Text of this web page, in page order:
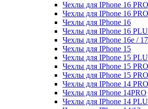
Чехлы для IPhone 16 PRO
Чехлы для IPhone 16
Чехлы для IPhone 16
Чехлы для IPhone 16
Чехлы для IPhone 16e /
Чехлы для IPhone 15
Чехлы для IPhone 15
Чехлы для IPhone 15 PRO
Чехлы для IPhone 15
Чехлы для IPhone 14
Чехлы для IPhone 14PRO
Чехлы для IPhone 14